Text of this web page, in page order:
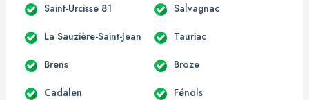
Saint-Urcisse 81 Salvagnac
La Sauzière-Saint-Jean Tauriac
Brens Broze
Cadalen Fénols